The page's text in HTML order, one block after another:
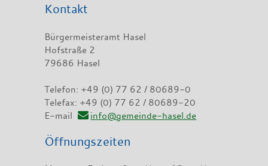
Kontakt
Bürgermeisteramt Hasel
Hofstraße 2
79686 Hasel
Telefon: +49 (0) 77 62 / 80689-0
Telefax: +49 (0) 77 62 / 80689-20
E-mail
info@gemeinde-hasel.de
Öffnungszeiten